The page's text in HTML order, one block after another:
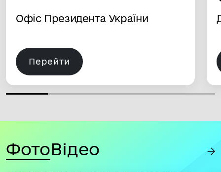
Офіс Президента України
Перейти
ФотоВідео